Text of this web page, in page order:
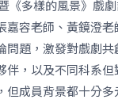
《多樣的風景》戲
容老師、黃鏡澄
問題，激發對戲劇
，以及不同科系
但成員背景都十分